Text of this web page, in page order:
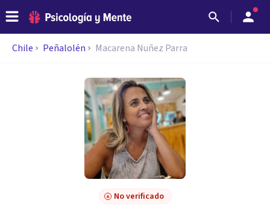
Chile Peñalolén Macarena Nuñez Parra
No verificado